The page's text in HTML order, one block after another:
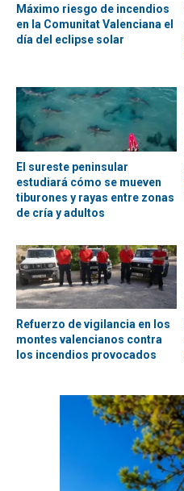
Máximo riesgo de incendios
en la Comunitat Valenciana el
día del eclipse solar
El sureste peninsular
estudiará cómo se mueven
tiburones y rayas entre zonas
de cría y adultos
Refuerzo de vigilancia en los
montes valencianos contra
los incendios provocados